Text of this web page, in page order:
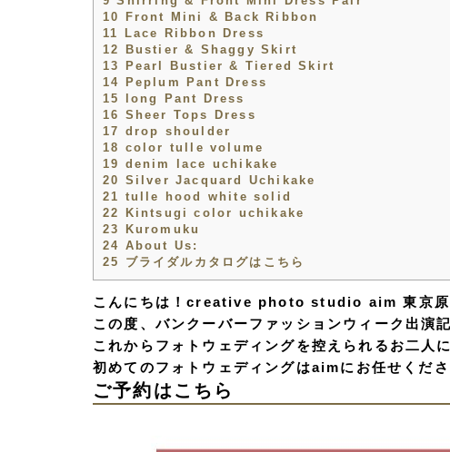
10
Front Mini & Back Ribbon
11
Lace Ribbon Dress
12
Bustier & Shaggy Skirt
13
Pearl Bustier & Tiered Skirt
14 Peplum Pant Dress
15
long Pant Dress
16 Sheer Tops Dress
17 drop shoulder
18 color tulle volume
19 denim lace uchikake
20 Silver Jacquard Uchikake
21 tulle hood white solid
22
Kintsugi color uchikake
23
Kuromuku
24 About Us:
25
ブライダルカタログはこちら
こんにちは！creative photo studio aim 東京原
この度、バンクーバーファッションウィーク出演
これからフォトウェディングを控えられるお二人
初めてのフォトウェディングはaimにお任せくだ
ご予約はこちら